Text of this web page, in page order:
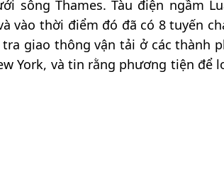
sông Thames. Tàu điện ngầm
vào thời điểm đó đã có 8 tuyến
giao thông vận tải ở các thành
York, và tin rằng phương tiện để